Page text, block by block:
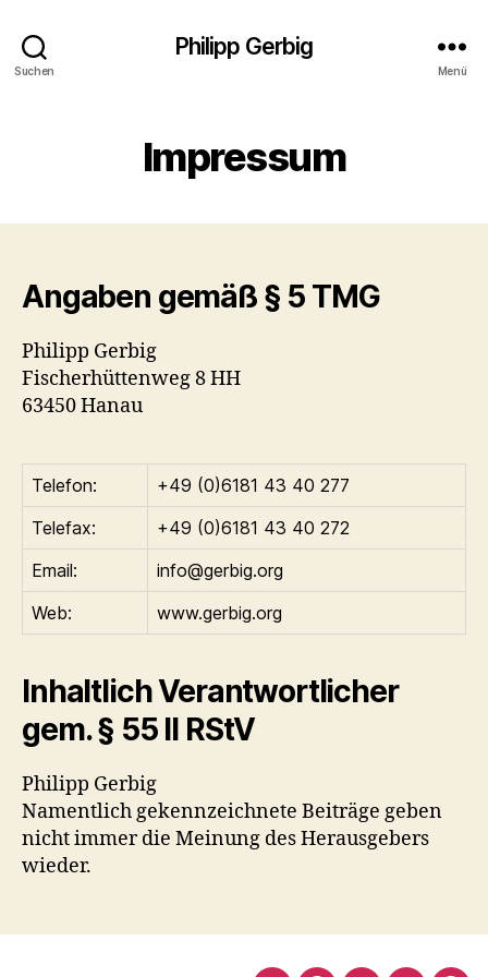
Suchen
Philipp Gerbig
Menü
Impressum
Angaben gemäß § 5 TMG
Philipp Gerbig
Fischerhüttenweg 8 HH
63450 Hanau
Telefon:
+49 (0)6181 43 40 277
Telefax:
+49 (0)6181 43 40 272
Email:
info@gerbig.org
Web:
www.gerbig.org
Inhaltlich Verantwortlicher
gem. § 55 II RStV
Philipp Gerbig
Namentlich gekennzeichnete Beiträge geben
nicht immer die Meinung des Herausgebers
wieder.